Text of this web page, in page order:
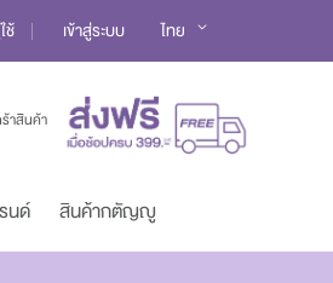
ช้ เข้าสู่ระบบ Language
ไทย
าสินค้า
นด์ สินค้ากตัญญู